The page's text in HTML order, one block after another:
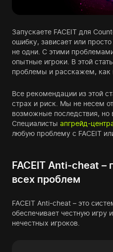
Запускаете FACEIT для
ошибку, зависает или
не одни. С этими
опытные игроки. В этой
проблемы и расскажем, как
Все рекомендации из этой
страх и риск. Мы не несем
возможные последствия, но
Специалисты апгрейд-
любую проблему с FACEIT
FACEIT Anti-cheat –
всех проблем
FACEIT Anti-cheat – это
обеспечивает честную игру
нечестных игроков.